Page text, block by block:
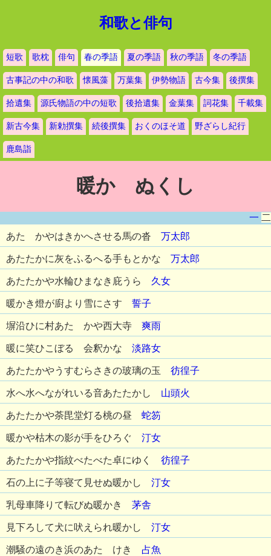
和歌と俳句
短歌 歌枕 俳句 春の季語 夏の季語 秋の季語 冬の季語
古事記の中の和歌 懐風藻 万葉集 伊勢物語 古今集 後撰集
拾遺集 源氏物語の中の短歌 後拾遺集 金葉集 詞花集 千載集
新古今集 新勅撰集 続後撰集 おくのほそ道 野ざらし紀行
鹿島詣
暖か ぬくし
一 二
あたゝかやはきかへさせる馬の沓 万太郎
あたたかに灰をふるへる手もとかな 万太郎
あたたかや水輪ひまなき庇うら 久女
暖かき燈が廚より雪にさす 誓子
塀沿ひに村あたゝかや西大寺 爽雨
暖に笑ひこぼるゝ会釈かな 淡路女
あたたかやうすむらさきの玻璃の玉 彷徨子
水へ水へながれいる音あたたかし 山頭火
あたたかや荼毘堂灯る桃の昼 蛇笏
暖かや枯木の影が手をひろぐ 汀女
あたたかや指紋べたべた卓にゆく 彷徨子
石の上に子等寝て見せぬ暖かし 汀女
乳母車降りて転びぬ暖かき 茅舎
見下ろして犬に吠えられ暖かし 汀女
潮騒の遠のき浜のあたゝけき 占魚